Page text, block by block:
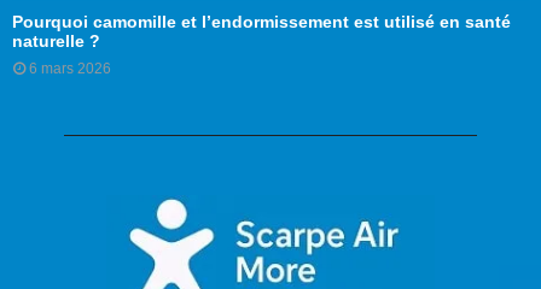
Pourquoi camomille et l’endormissement est utilisé en santé
naturelle ?
6 mars 2026